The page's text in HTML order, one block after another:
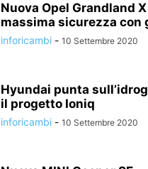
Nuova Opel Grandland X
massima sicurezza con
inforicambi - 10 Settembre 2020
Hyundai punta
il progetto Ioniq
inforicambi - 10 Settembre 2020